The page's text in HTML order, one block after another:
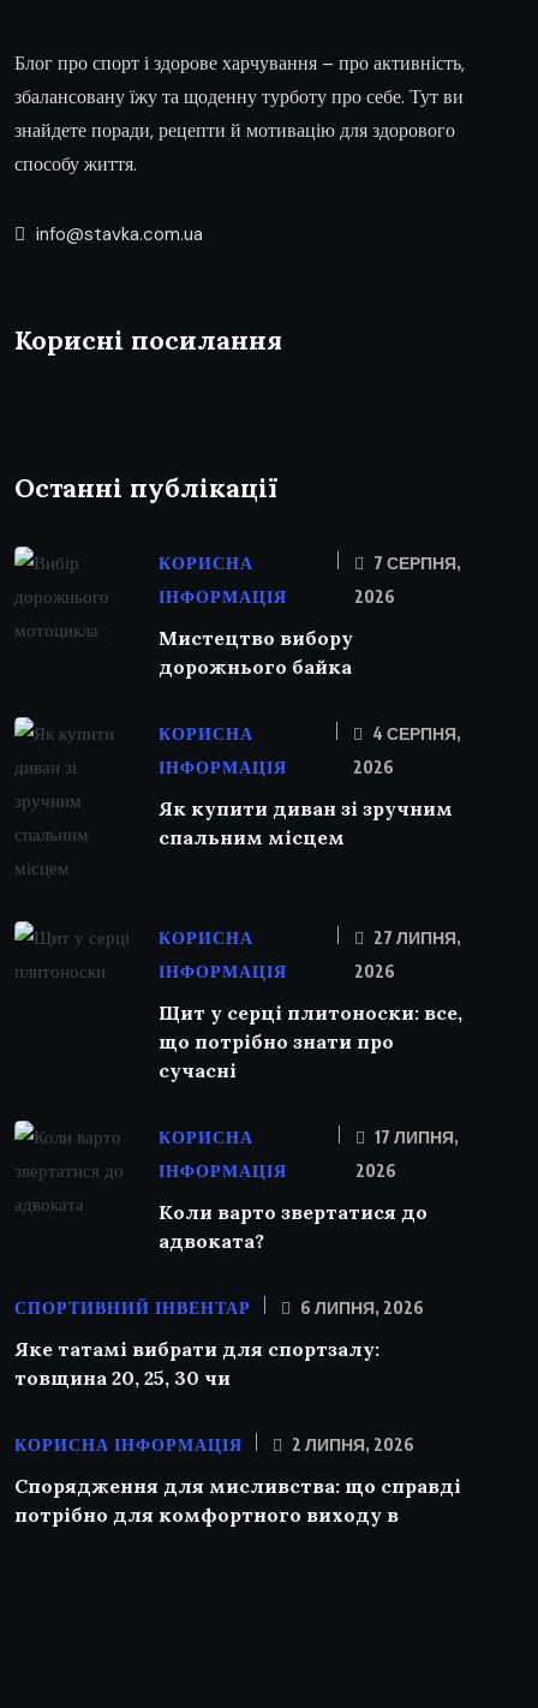
Блог про спорт і здорове харчування – про активність,
збалансовану їжу та щоденну турботу про себе. Тут ви
знайдете поради, рецепти й мотивацію для здорового
способу життя.
info@stavka.com.ua
Корисні посилання
Останні публікації
КОРИСНА
ІНФОРМАЦІЯ
7 СЕРПНЯ,
2026
Мистецтво вибору
дорожнього байка
КОРИСНА
ІНФОРМАЦІЯ
4 СЕРПНЯ,
2026
Як купити диван зі зручним
спальним місцем
КОРИСНА
ІНФОРМАЦІЯ
27 ЛИПНЯ,
2026
Щит у серці плитоноски: все,
що потрібно знати про
сучасні
КОРИСНА
ІНФОРМАЦІЯ
17 ЛИПНЯ,
2026
Коли варто звертатися до
адвоката?
СПОРТИВНИЙ ІНВЕНТАР 6 ЛИПНЯ, 2026
Яке татамі вибрати для спортзалу:
товщина 20, 25, 30 чи
КОРИСНА ІНФОРМАЦІЯ 2 ЛИПНЯ, 2026
Спорядження для мисливства: що справді
потрібно для комфортного виходу в